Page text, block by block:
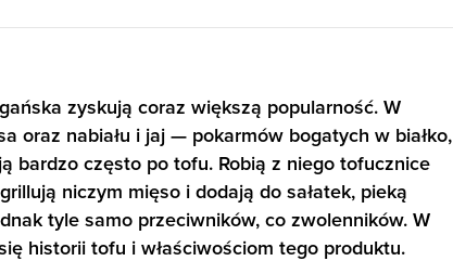
zyskują coraz większą popularność. W
oraz nabiału i jaj — pokarmów bogatych w białko,
bardzo często po tofu. Robią z niego tofucznice
niczym mięso i dodają do sałatek, pieką
tyle samo przeciwników, co zwolenników. W
historii tofu i właściwościom tego produktu.